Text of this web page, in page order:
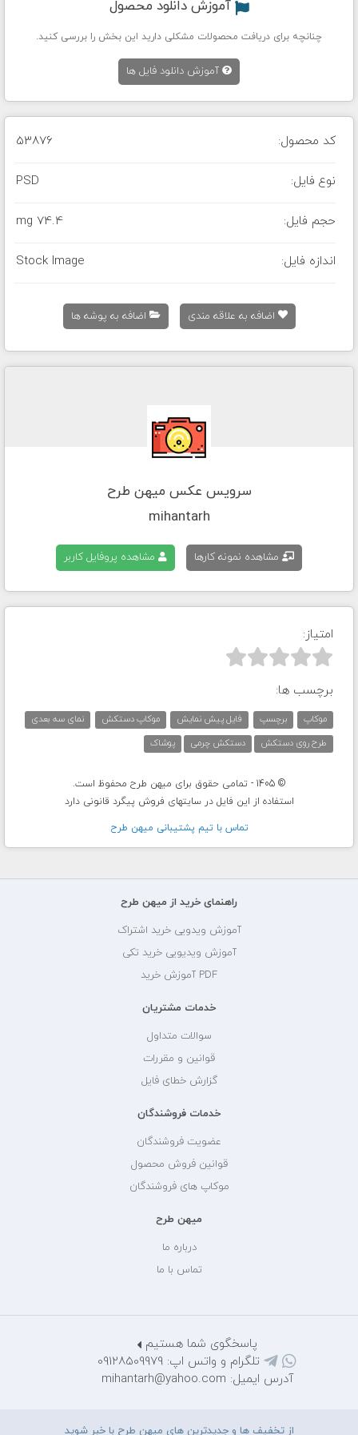
آموزش دانلود محصول
چنانچه برای دریافت محصولات مشکلی دارید این بخش را بررسی کنید.
آموزش دانلود فایل ها
کد محصول: 53876
نوع فایل: PSD
حجم فایل: 74.4 mg
اندازه فایل: Stock Image
اضافه به علاقه مندی اضافه به پوشه ها
سرویس عکس میهن طرح
mihantarh
مشاهده نمونه کارها مشاهده پروفایل کاربر
امتیاز:



برچسب ها:
موکاپ برچسپ فایل پیش نمایش موکاپ دستکش
نمای سه بعدی
طرح روی دستکش
دستکش چرمی پوشاک
© 1405 - تمامی حقوق برای میهن طرح محفوظ است.
استفاده از این فایل در سایتهای فروش پیگرد قانونی دارد
تماس با تيم پشتيبانی ميهن طرح
راهنمای خرید از میهن طرح
آموزش ویدویی خرید اشتراک
آموزش ویدیویی خرید تکی
PDF آموزش خرید
خدمات مشتریان
سوالات متداول
قوانین و مقررات
گزارش خطای فایل
خدمات فروشندگان
عضویت فروشندگان
قوانین فروش محصول
موکاپ های فروشندگان
میهن طرح
درباره ما
تماس با ما
پاسخگوی شما هستیم
تلگرام و واتس اپ: 09128509979
آدرس ایمیل: mihantarh@yahoo.com
از تخفیف ها و جدیدترین های میهن طرح با خبر شوید